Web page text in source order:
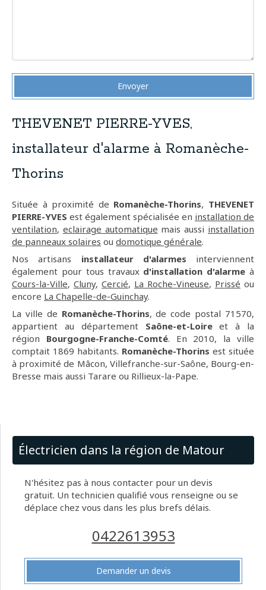
Envoyer
THEVENET PIERRE-YVES,
installateur d'alarme à Romanèche-
Thorins
Située à proximité de Romanèche-Thorins, THEVENET
PIERRE-YVES est également spécialisée en installation de
ventilation, eclairage automatique mais aussi installation
de panneaux solaires ou domotique générale.
Nos artisans installateur d'alarmes interviennent
également pour tous travauxd'installation d'alarme à
Cours-la-Ville, Cluny, Cercié, La Roche-Vineuse, Prissé ou
encore La Chapelle-de-Guinchay.
La ville de Romanèche-Thorins, de code postal 71570,
appartient au département Saône-et-Loireet à la
région Bourgogne-Franche-Comté. En 2010, la ville
comptait 1869 habitants. Romanèche-Thorins est située
à proximité de Mâcon, Villefranche-sur-Saône, Bourg-en-
Bresse mais aussi Tarare ou Rillieux-la-Pape.
Électricien dans la région de Matour
N'hésitez pas à nous contacter pour un devis
gratuit. Un technicien qualifié vous renseigne ou se
déplace chez vous dans les plus brefs délais.
0422613953
Demander un devis